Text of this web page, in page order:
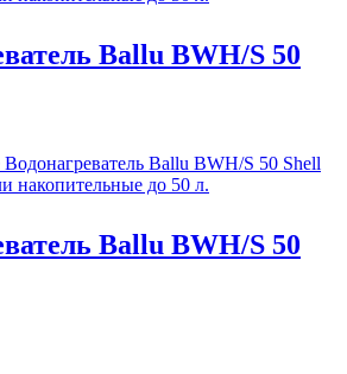
Ballu BWH/S 50
накопительные до 50 л.
Ballu BWH/S 50